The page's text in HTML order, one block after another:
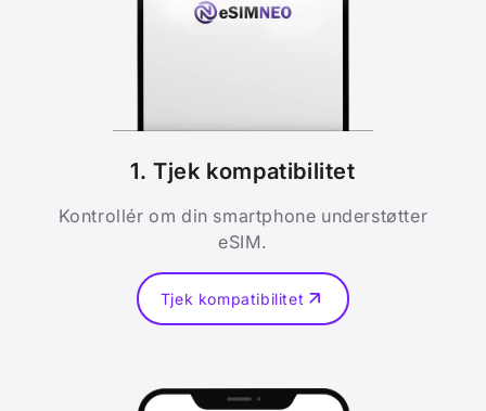
1. Tjek kompatibilitet
Kontrollér om din smartphone understøtter
eSIM.
Tjek kompatibilitet